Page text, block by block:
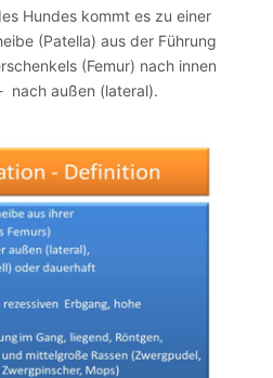
Hundes kommt es zu einer
(Patella) aus der Führung
(Femur) nach innen
nach außen (lateral).